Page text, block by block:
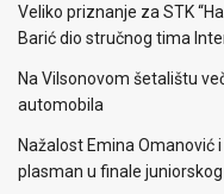
Veliko priznanje za STK
Barić dio stručnog tima
Na Vilsonovom šetalištu
automobila
Nažalost Emina Omanović
plasman u finale